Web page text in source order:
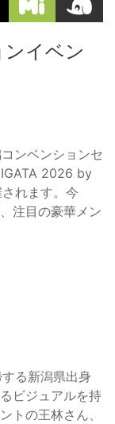
イベン
ンベンションセ
2026 by
れます。今
注目の豪華メン
る新潟県出身
ビジュアルを持
トの王林さん、